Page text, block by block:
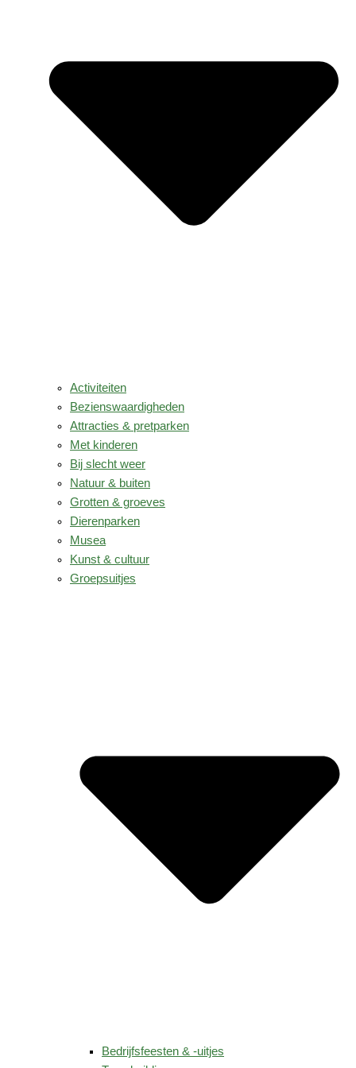
Activiteiten
Bezienswaardigheden
Attracties & pretparken
Met kinderen
Bij slecht weer
Natuur & buiten
Grotten & groeves
Dierenparken
Musea
Kunst & cultuur
Groepsuitjes
Bedrijfsfeesten & -uitjes